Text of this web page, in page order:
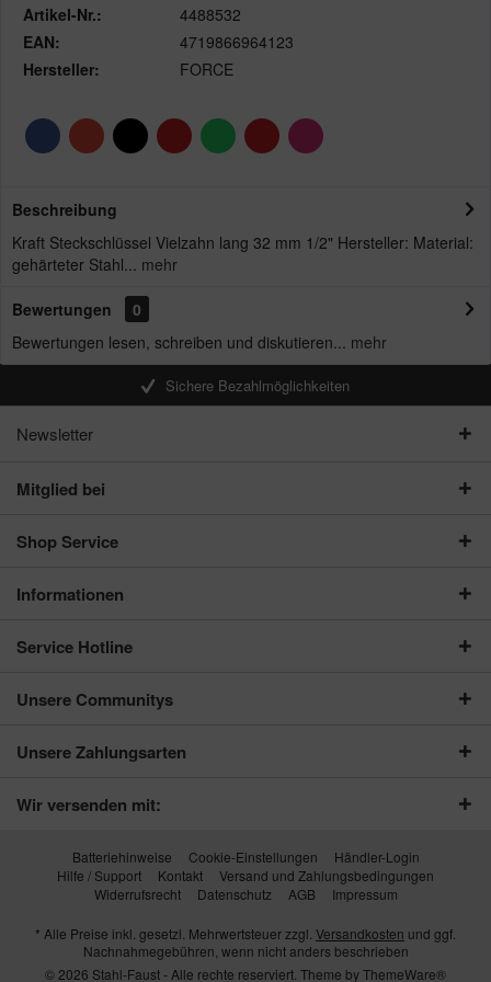
Artikel-Nr.:
4488532
EAN:
4719866964123
Hersteller:
FORCE
Beschreibung
Kraft Steckschlüssel Vielzahn lang 32 mm 1/2" Hersteller: Material:
gehärteter Stahl... mehr
Bewertungen
0
Bewertungen lesen, schreiben und diskutieren... mehr
Sichere Bezahlmöglichkeiten
Newsletter
Mitglied bei
Shop Service
Informationen
Service Hotline
Unsere Communitys
Unsere Zahlungsarten
Wir versenden mit:
Batteriehinweise Cookie-Einstellungen
Händler-Login
Hilfe / Support
Kontakt
Versand und Zahlungsbedingungen
Widerrufsrecht
Datenschutz AGB Impressum
* Alle Preise inkl. gesetzl. Mehrwertsteuer zzgl. Versandkosten und ggf.
Nachnahmegebühren, wenn nicht anders beschrieben
© 2026 Stahl-Faust - Alle rechte reserviert. Theme byThemeWare®